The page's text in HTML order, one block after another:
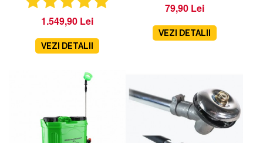
1.549,90 Lei
VEZI DETALII
79,90 Lei
VEZI DETALII